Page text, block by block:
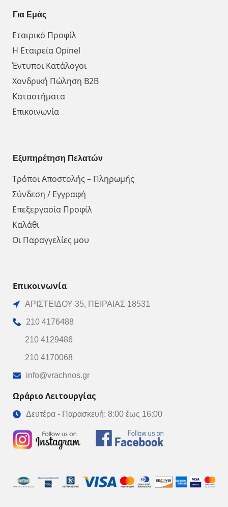
Για Εμάς
Εταιρικό Προφίλ
Η Εταιρεία Opinel
Έντυποι Κατάλογοι
Χονδρική Πώληση Β2Β
Καταστήματα
Επικοινωνία
Εξυπηρέτηση Πελατών
Τρόποι Αποστολής – Πληρωμής
Σύνδεση / Εγγραφή
Επεξεργασία Προφίλ
Καλάθι
Οι Παραγγελίες μου
Επικοινωνία
ΑΡΙΣΤΕΙΔΟΥ 35, ΠΕΙΡΑΙΑΣ 18531
210 4176488
210 4129486
210 4170068
info@vrachnos.gr
Ωράριο Λειτουργίας
Δευτέρα - Παρασκευή: 8:00 έως 16:00